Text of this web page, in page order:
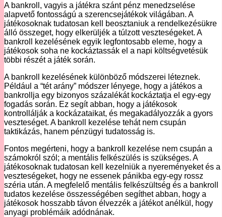
A bankroll, vagyis a játékra szánt pénz menedzselése
alapvető fontosságú a szerencsejátékok világában. A
játékosoknak tudatosan kell beosztaniuk a rendelkezésükre
álló összeget, hogy elkerüljék a túlzott veszteségeket. A
bankroll kezelésének egyik legfontosabb eleme, hogy a
játékosok soha ne kockáztassák el a napi költségvetésük
többi részét a játék során.
A bankroll kezelésének különböző módszerei léteznek.
Például a “tét arány” módszer lényege, hogy a játékos a
bankrollja egy bizonyos százalékát kockáztatja el egy-egy
fogadás során. Ez segít abban, hogy a játékosok
kontrollálják a kockázataikat, és megakadályozzák a gyors
veszteséget. A bankroll kezelése tehát nem csupán
taktikázás, hanem pénzügyi tudatosság is.
Fontos megérteni, hogy a bankroll kezelése nem csupán a
számokról szól; a mentális felkészülés is szükséges. A
játékosoknak tudatosan kell kezelniük a nyereményeket és a
veszteségeket, hogy ne essenek pánikba egy-egy rossz
széria után. A megfelelő mentális felkészültség és a bankroll
tudatos kezelése összességében segíthet abban, hogy a
játékosok hosszabb távon élvezzék a játékot anélkül, hogy
anyagi problémáik adódnának.